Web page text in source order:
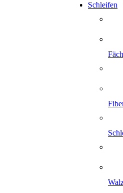
Schleifen